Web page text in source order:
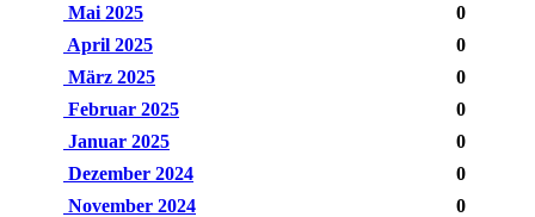
Mai 2025
0
April 2025
0
März 2025
0
Februar 2025
0
Januar 2025
0
Dezember 2024
0
November 2024
0